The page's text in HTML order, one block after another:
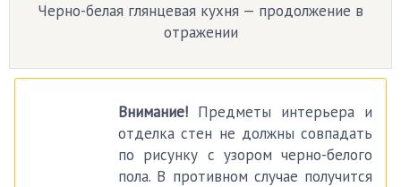
Черно-белая глянцевая кухня — продолжение в
отражении
Внимание! Предметы интерьера и
отделка стен не должны совпадать
по рисунку с узором черно-белого
пола. В противном случае получится